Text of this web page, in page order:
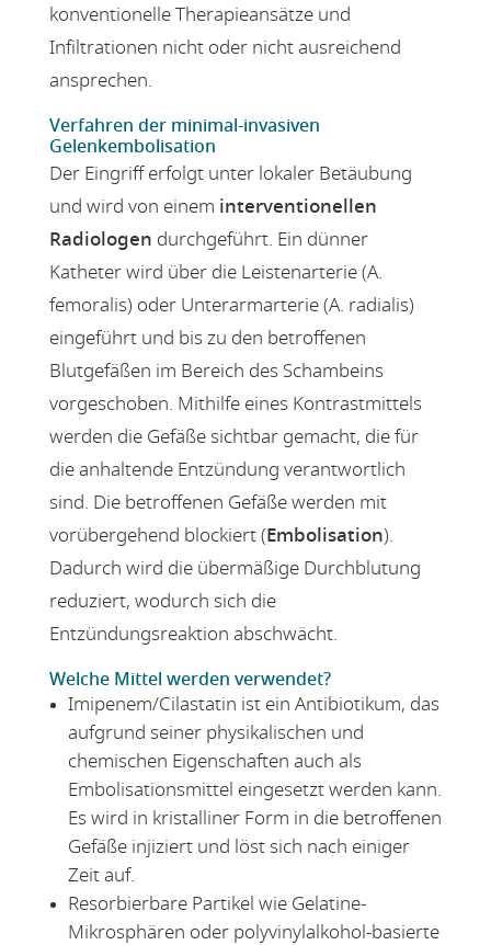
konventionelle Therapieansätze und
Infiltrationen nicht oder nicht ausreichend
ansprechen.
Verfahren der minimal-invasiven
Gelenkembolisation
Der Eingriff erfolgt unter lokaler Betäubung
und wird von einem interventionellen
Radiologen durchgeführt. Ein dünner
Katheter wird über die Leistenarterie (A.
femoralis) oder Unterarmarterie (A. radialis)
eingeführt und bis zu den betroffenen
Blutgefäßen im Bereich des Schambeins
vorgeschoben. Mithilfe eines Kontrastmittels
werden die Gefäße sichtbar gemacht, die für
die anhaltende Entzündung verantwortlich
sind. Die betroffenen Gefäße werden mit
vorübergehend blockiert ( Embolisation).
Dadurch wird die übermäßige Durchblutung
reduziert, wodurch sich die
Entzündungsreaktion abschwächt.
Welche Mittel werden verwendet?
Imipenem/Cilastatin ist ein Antibiotikum, das
aufgrund seiner physikalischen und
chemischen Eigenschaften auch als
Embolisationsmittel eingesetzt werden kann.
Es wird in kristalliner Form in die betroffenen
Gefäße injiziert und löst sich nach einiger
Zeit auf.
Resorbierbare Partikel wie Gelatine-
Mikrosphären oder polyvinylalkohol-basierte